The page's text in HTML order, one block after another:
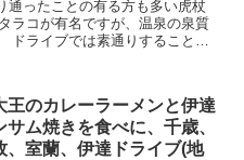
通ったことの有る方も多い虎杖
ラコが有名ですが、温泉の泉質
王のカレーラーメンと伊達
サム焼きを食べに、千歳、
、室蘭、伊達ドライブ(地